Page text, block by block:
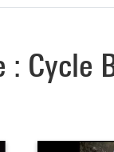
: Cycle